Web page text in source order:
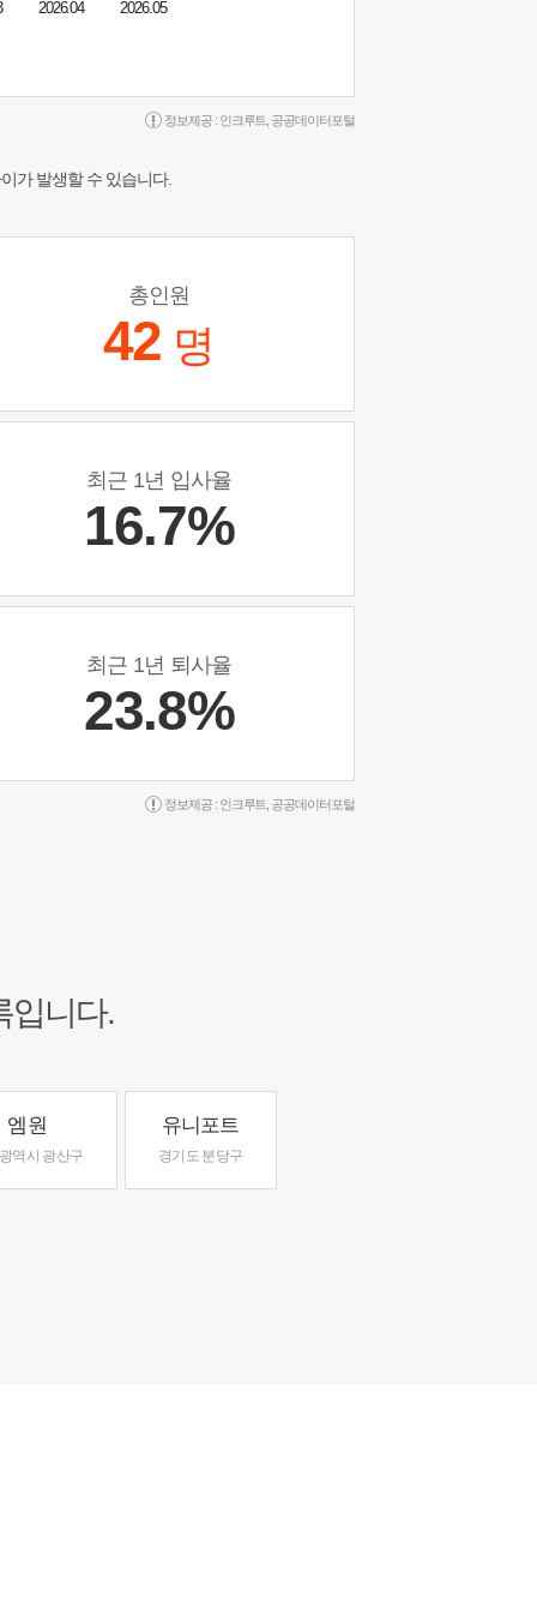
2026.04 2026.05
정보제공 : 인크루트 공공데이터포털
가 발생할 수 있습니다.
총인원
42 명
최근 1년 입사율
16.7%
최근 1년 퇴사율
23.8%
정보제공 : 인크루트 공공데이터포털
입니다.
엠원
역시 광산구
유니포트
경기도 분당구